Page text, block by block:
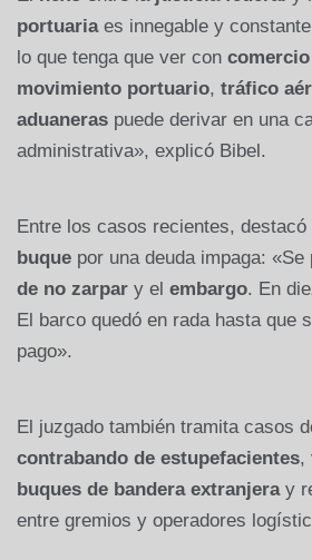
portuariaes innegable y
lo que tenga que ver con
movimiento portuario, tráfico
aduaneras puede derivar en una
administrativa», explicó Bibel.
Entre los casos recientes, destacó
buque por una deuda impaga: «Se
de no zarpar y el embargo. En
El barco quedó en rada hasta que
pago».
El juzgado también tramita casos
contrabando de estupefacientes,
buques de bandera extranjeray
entre gremios y operadores